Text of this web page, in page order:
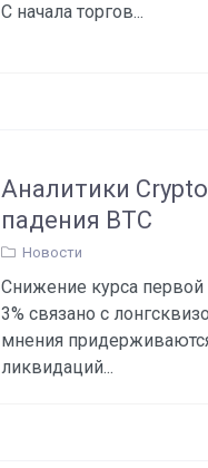
С начала торгов...
Аналитики
падения BTC
Новости
Снижение курса
3% связано с
мнения
ликвидаций...